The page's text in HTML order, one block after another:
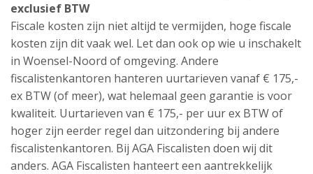
exclusief BTW
Fiscale kosten zijn niet altijd te vermijden, hoge fiscale
kosten zijn dit vaak wel. Let dan ook op wie u inschakelt
in Woensel-Noord of omgeving. Andere
fiscalistenkantoren hanteren uurtarieven vanaf € 175,-
ex BTW (of meer), wat helemaal geen garantie is voor
kwaliteit. Uurtarieven van € 175,- per uur ex BTW of
hoger zijn eerder regel dan uitzondering bij andere
fiscalistenkantoren. Bij AGA Fiscalisten doen wij dit
anders. AGA Fiscalisten hanteert een aantrekkelijk